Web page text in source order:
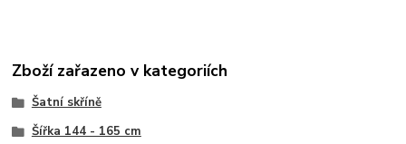
Zboží zařazeno v kategoriích
Šatní skříně
Šířka 144 - 165 cm